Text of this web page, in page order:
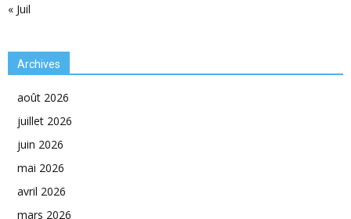
« Juil
Archives
août 2026
juillet 2026
juin 2026
mai 2026
avril 2026
mars 2026